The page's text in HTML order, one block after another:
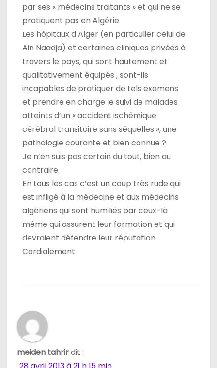
par ses « médecins traitants » et qui ne se
pratiquent pas en Algérie.
Les hôpitaux d’Alger (en particulier celui de
Ain Naadja) et certaines cliniques privées à
travers le pays, qui sont hautement et
qualitativement équipés , sont-ils
incapables de pratiquer de tels examens
et prendre en charge le suivi de malades
atteints d’un « accident ischémique
cérébral transitoire sans séquelles », une
pathologie courante et bien connue ?
Je n’en suis pas certain du tout, bien au
contraire.
En tous les cas c’est un coup très rude qui
est infligé à la médecine et aux médecins
algériens qui sont humiliés par ceux-là
même qui assurent leur formation et qui
devraient défendre leur réputation.
Cordialement
meiden tahrirdit :